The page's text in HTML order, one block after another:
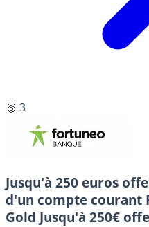
🥉 3
Jusqu'à 250 euros
d'un compte courant
Gold Jusqu'à 250€